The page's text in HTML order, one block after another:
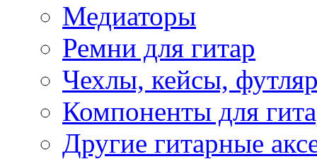
Медиаторы
Ремни для гитар
Чехлы, кейсы,
Компоненты для
Другие гитарные